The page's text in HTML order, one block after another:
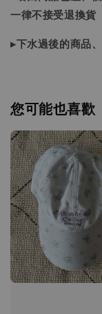
一律不接受退換貨
▸下水過後的商品
您可能也喜歡